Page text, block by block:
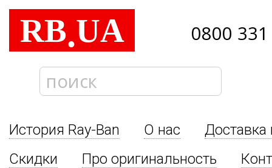
RB.UA 0800
История Ray-Ban О нас
Доставка
Скидки
Про оригинальность